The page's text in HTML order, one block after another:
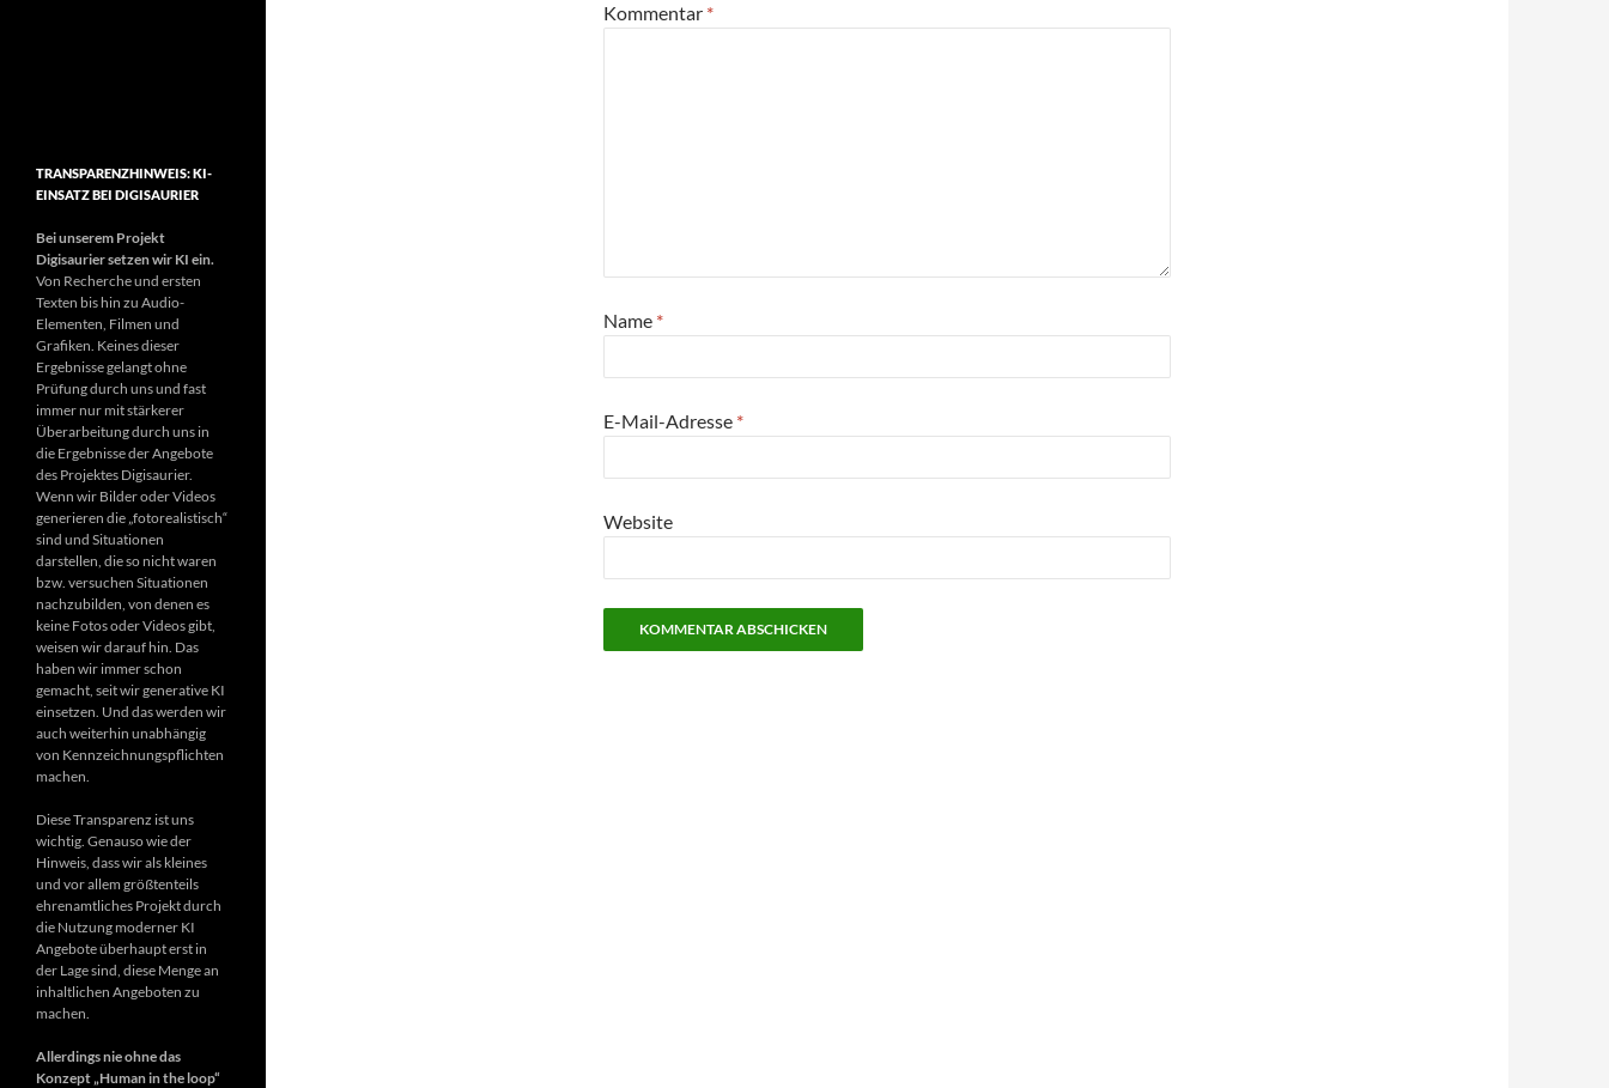
Kommentar *
Name *
E-Mail-Adresse *
Website
TRANSPARENZHINWEIS: KI-
EINSATZ BEI DIGISAURIER
Bei unserem Projekt
Digisaurier setzen wir KI ein.
Von Recherche und ersten
Texten bis hin zu Audio-
Elementen, Filmen und
Grafiken. Keines dieser
Ergebnisse gelangt ohne
Prüfung durch uns und fast
immer nur mit stärkerer
Überarbeitung durch uns in
die Ergebnisse der Angebote
des Projektes Digisaurier.
Wenn wir Bilder oder Videos
generieren die „fotorealistisch“
sind und Situationen
darstellen, die so nicht waren
bzw. versuchen Situationen
nachzubilden, von denen es
keine Fotos oder Videos gibt,
weisen wir darauf hin. Das
haben wir immer schon
gemacht, seit wir generative KI
einsetzen. Und das werden wir
auch weiterhin unabhängig
von Kennzeichnungspflichten
machen.
Diese Transparenz ist uns
wichtig. Genauso wie der
Hinweis, dass wir als kleines
und vor allem größtenteils
ehrenamtliches Projekt durch
die Nutzung moderner KI
Angebote überhaupt erst in
der Lage sind, diese Menge an
inhaltlichen Angeboten zu
machen.
Allerdings nie ohne das
Konzept „Human in the loop“